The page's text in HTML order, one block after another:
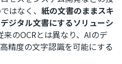
はなく、 紙の文書のままスキ
ジタル文書にするソリューシ
来のOCRとは異なり、AIのデ
精度の文字認識を可能にする